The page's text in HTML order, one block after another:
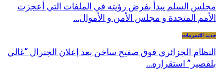
مجلس السلم يبدأ بفرض رؤيته في الملفات التي أعجزت
الأمم المتحدة و مجلس الأمن و الأموال…
جديد التسريبات
النظام الجزائري فوق صفيح ساخن بعد إعلان الجنرال “غالي
بلقصير” استقراره…